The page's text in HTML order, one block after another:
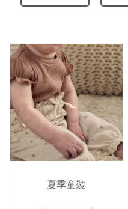
夏季童裝